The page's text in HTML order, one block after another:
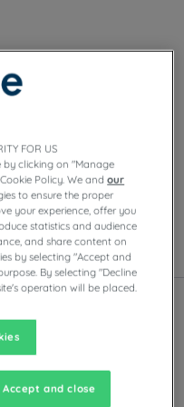
Campanile à
des parkings privés,
avec buffets à
que des soirées
FOR US
by clicking on "Manage
Policy. We andour
to ensure the proper
your experience, offer you
statistics and audience
and share content on
by selecting "Accept and
By selecting "Decline
operation will be placed.
Accept and close